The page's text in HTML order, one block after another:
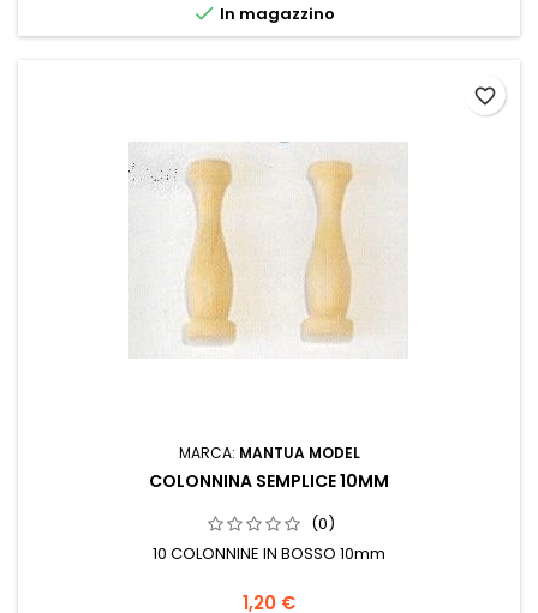
 In magazzino
MARCA: MANTUA MODEL
COLONNINA SEMPLICE 10MM
(0)
10 COLONNINE IN BOSSO 10mm
1,20 €
favorite_border